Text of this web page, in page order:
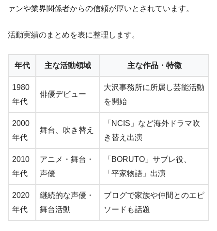
ァンや業界関係者からの信頼が厚いとされています。
活動実績のまとめを表に整理します。
年代 主な活動領域 主な作品・特徴
1980
年代
俳優デビュー
大沢事務所に所属し芸能活動
を開始
2000
年代
舞台、吹き替え
「NCIS」など海外ドラマ吹
き替え出演
2010
年代
アニメ・舞台・
声優
「BORUTO」サブレ役、
「平家物語」出演
2020
年代
継続的な声優・
舞台活動
ブログで家族や仲間とのエピ
ソードも話題